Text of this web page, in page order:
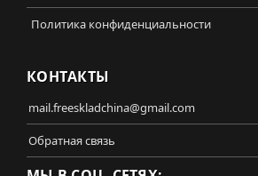
Политика конфиденциальности
КОНТАКТЫ
mail.freeskladchina@gmail.com
Обратная связь